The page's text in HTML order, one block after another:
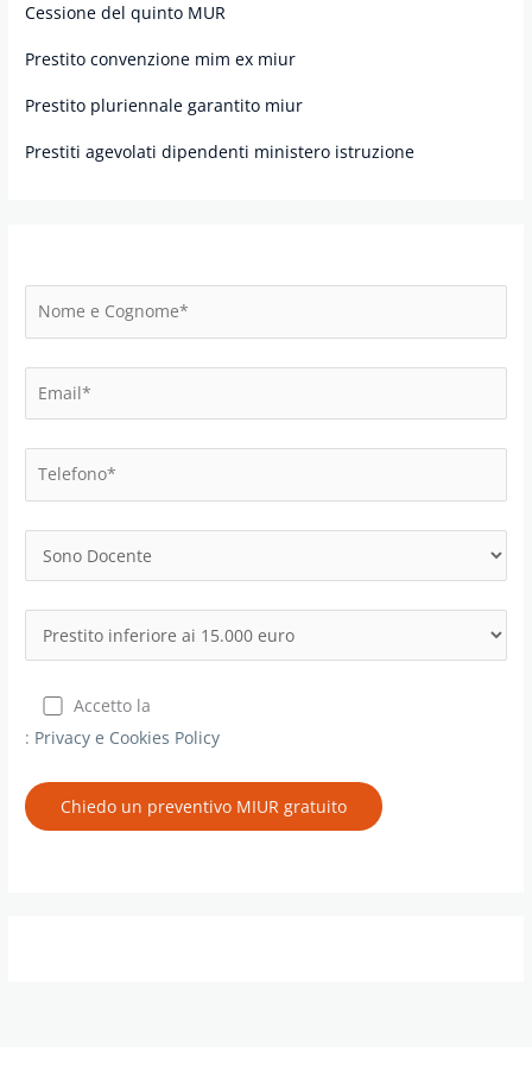
Cessione del quinto MUR
Prestito convenzione mim ex miur
Prestito pluriennale garantito miur
Prestiti agevolati dipendenti ministero istruzione
Accetto la
: Privacy e Cookies Policy
Chiedo un preventivo MIUR gratuito